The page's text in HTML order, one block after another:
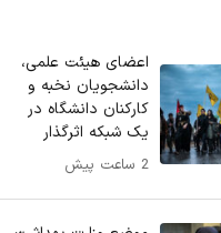
اعضای هیئت علمی،
دانشجویان نخبه و
کارکنان دانشگاه در
یک شبکه‌ اثرگذار
2 ساعت پیش